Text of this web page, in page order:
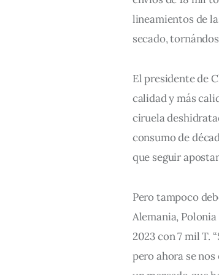
lineamientos de
secado,
El presidente de
calidad y más
ciruela
consumo de
que seguir
Pero tampoco
Alemania,
2023 con 7 mil T.
pero ahora se